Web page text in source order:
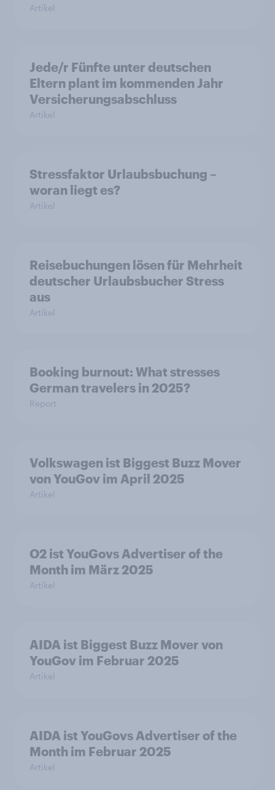
Artikel
Jede/r Fünfte unter deutschen
Eltern plant im kommenden Jahr
Versicherungsabschluss
Artikel
Stressfaktor Urlaubsbuchung –
woran liegt es?
Artikel
Reisebuchungen lösen für Mehrheit
deutscher Urlaubsbucher Stress
aus
Artikel
Booking burnout: What stresses
German travelers in 2025?
Report
Volkswagen ist Biggest Buzz Mover
von YouGov im April 2025
Artikel
O2 ist YouGovs Advertiser of the
Month im März 2025
Artikel
AIDA ist Biggest Buzz Mover von
YouGov im Februar 2025
Artikel
AIDA ist YouGovs Advertiser of the
Month im Februar 2025
Artikel